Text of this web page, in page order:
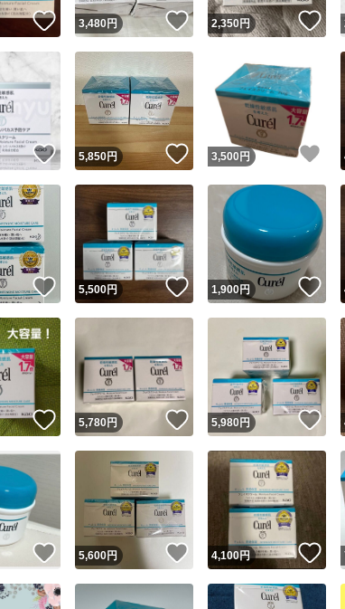
他フリマ実績◯+
スピード&安心発送
※このバッジは実績に基づく表
スピード＆安心発送
スピード発送
安心発送
いいね！
3,480円 いいね！
2,350円 い
いいね！
5,850円 いいね！
3,500 円
いいね！
5,500円 いいね！
1,900円
いいね！
5,780円 いいね！
5,980円
いいね！
5,600円 いいね！
4,100円